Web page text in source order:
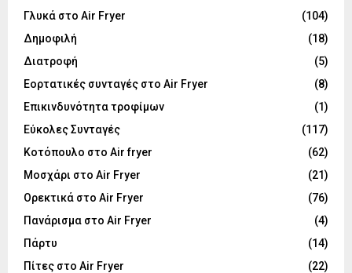
Γλυκά στο Air Fryer
(104)
Δημοφιλή
(18)
Διατροφή
(5)
Εορτατικές συνταγές στο Air Fryer
(8)
Επικινδυνότητα τροφίμων
(1)
Εύκολες Συνταγές
(117)
Κοτόπουλο στο Air fryer
(62)
Μοσχάρι στο Air Fryer
(21)
Ορεκτικά στο Air Fryer
(76)
Πανάρισμα στο Air Fryer
(4)
Πάρτυ
(14)
Πίτες στο Air Fryer
(22)